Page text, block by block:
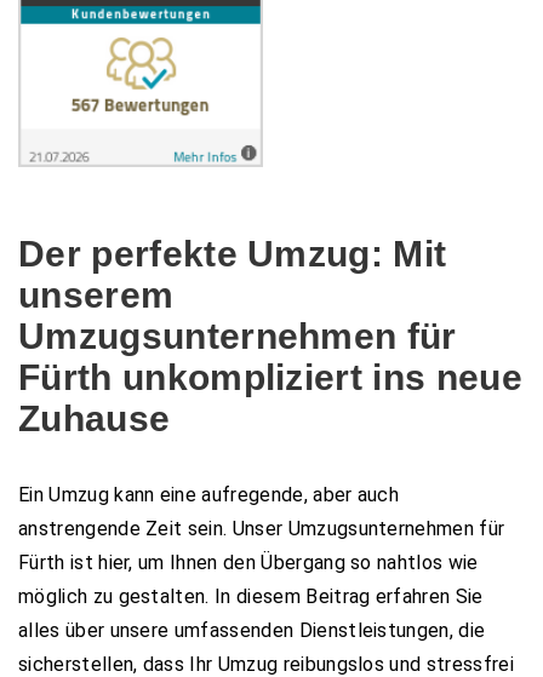
Der perfekte Umzug: Mit
unserem
Umzugsunternehmen für
Fürth unkompliziert ins neue
Zuhause
Ein Umzug kann eine aufregende, aber auch
anstrengende Zeit sein. Unser Umzugsunternehmen für
Fürth ist hier, um Ihnen den Übergang so nahtlos wie
möglich zu gestalten. In diesem Beitrag erfahren Sie
alles über unsere umfassenden Dienstleistungen, die
sicherstellen, dass Ihr Umzug reibungslos und stressfrei